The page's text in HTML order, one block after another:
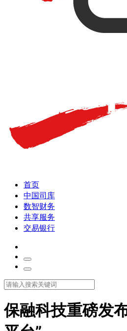
首页
中国司库
数智财务
共享服务
交易银行
保融科技重磅发